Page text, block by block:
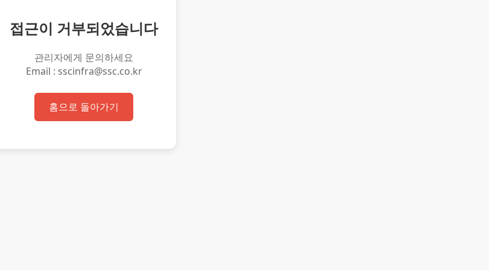
접근이 거부되었습니다
관리자에게 문의하세요
Email : sscinfra@ssc.co.kr
홈으로 돌아가기